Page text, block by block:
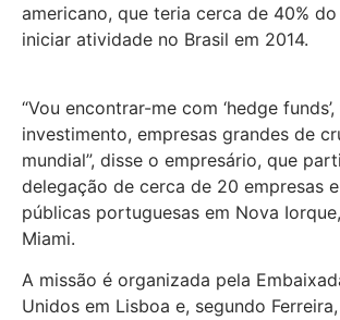
americano, que teria cerca de 40%
iniciar atividade no Brasil em 2014.
“Vou encontrar-me com ‘hedge
investimento, empresas grandes de
mundial”, disse o empresário, que
delegação de cerca de 20 empresas
públicas portuguesas em Nova
Miami.
A missão é organizada pela
Unidos em Lisboa e, segundo